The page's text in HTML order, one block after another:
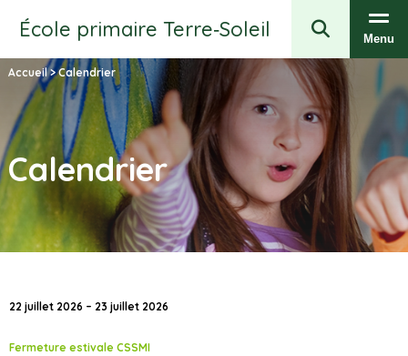
École primaire Terre‑Soleil Menu
Accueil>Calendrier
Calendrier
22 juillet 2026 – 23 juillet 2026
Fermeture estivale CSSMI